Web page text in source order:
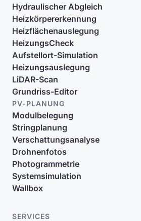
Hydraulischer Abgleich
Heizkörpererkennung
Heizflächenauslegung
HeizungsCheck
Aufstellort-Simulation
Heizungsauslegung
LiDAR-Scan
Grundriss-Editor
PV-PLANUNG
Modulbelegung
Stringplanung
Verschattungsanalyse
Drohnenfotos
Photogrammetrie
Systemsimulation
Wallbox
SERVICES